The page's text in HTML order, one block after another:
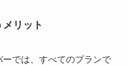
リット
では、すべてのプランで